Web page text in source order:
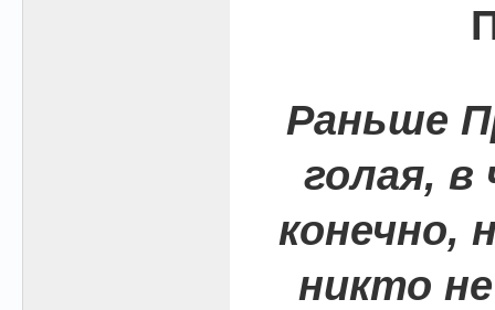
Раньше
голая,
конечно,
никто